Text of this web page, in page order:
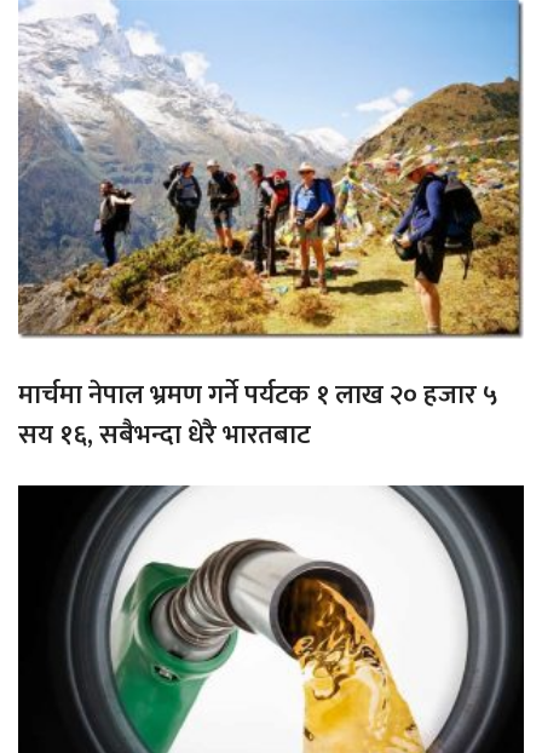
मार्चमा नेपाल भ्रमण गर्ने पर्यटक १ लाख २० हजार ५
सय १६, सबैभन्दा धेरै भारतबाट